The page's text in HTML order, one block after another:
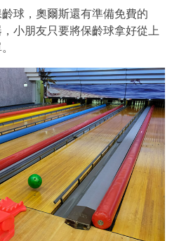
球，奧爾斯還有準備免費的
，小朋友只要將保齡球拿好從上